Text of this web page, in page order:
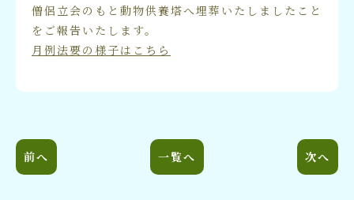
僧侶立会のもと動物供養塔へ埋葬いたしましたこと
をご報告いたします。
月例法要の様子はこちら
前へ 一覧へ 次へ